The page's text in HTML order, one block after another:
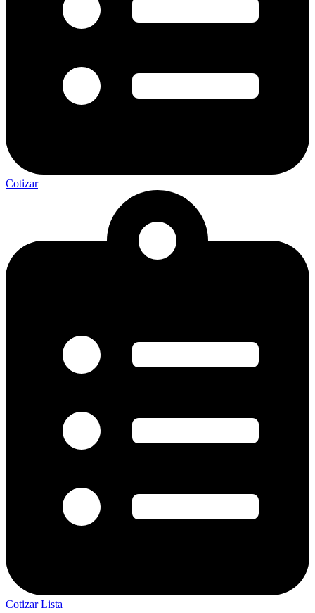
Cotizar
Cotizar Lista